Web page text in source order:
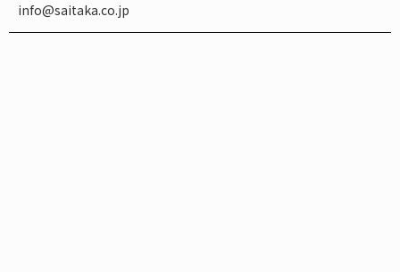
info@saitaka.co.jp